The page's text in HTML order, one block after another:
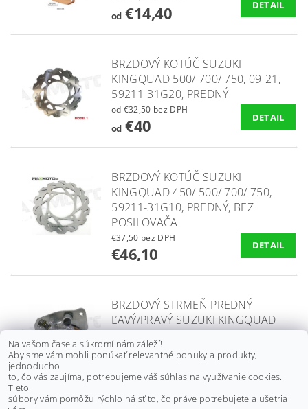
od€14,40 DETAIL
BRZDOVÝ KOTÚČ SUZUKI
KINGQUAD 500/ 700/ 750, 09-21,
59211-31G20, PREDNÝ
od €32,50 bez DPH
od€40 DETAIL
BRZDOVÝ KOTÚČ SUZUKI
KINGQUAD 450/ 500/ 700/ 750,
59211-31G10, PREDNÝ, BEZ
POSILOVAČA
€37,50 bez DPH
€46,10 DETAIL
BRZDOVÝ STRMEŇ PREDNÝ
ĽAVÝ/PRAVÝ SUZUKI KINGQUAD
400/ 450/ 500/ 700/ 750, 59300-
31G01-999/ 59300-31G00-999/
59100-31G00
€60,20 bez DPH
€74
Na vašom čase a súkromí nám záleží!
Aby sme vám mohli ponúkať relevantné ponuky a produkty,
jednoducho
to, čo vás zaujíma, potrebujeme váš súhlas na využívanie cookies.
Tieto
súbory vám pomôžu rýchlo nájsť to, čo práve potrebujete a ušetria